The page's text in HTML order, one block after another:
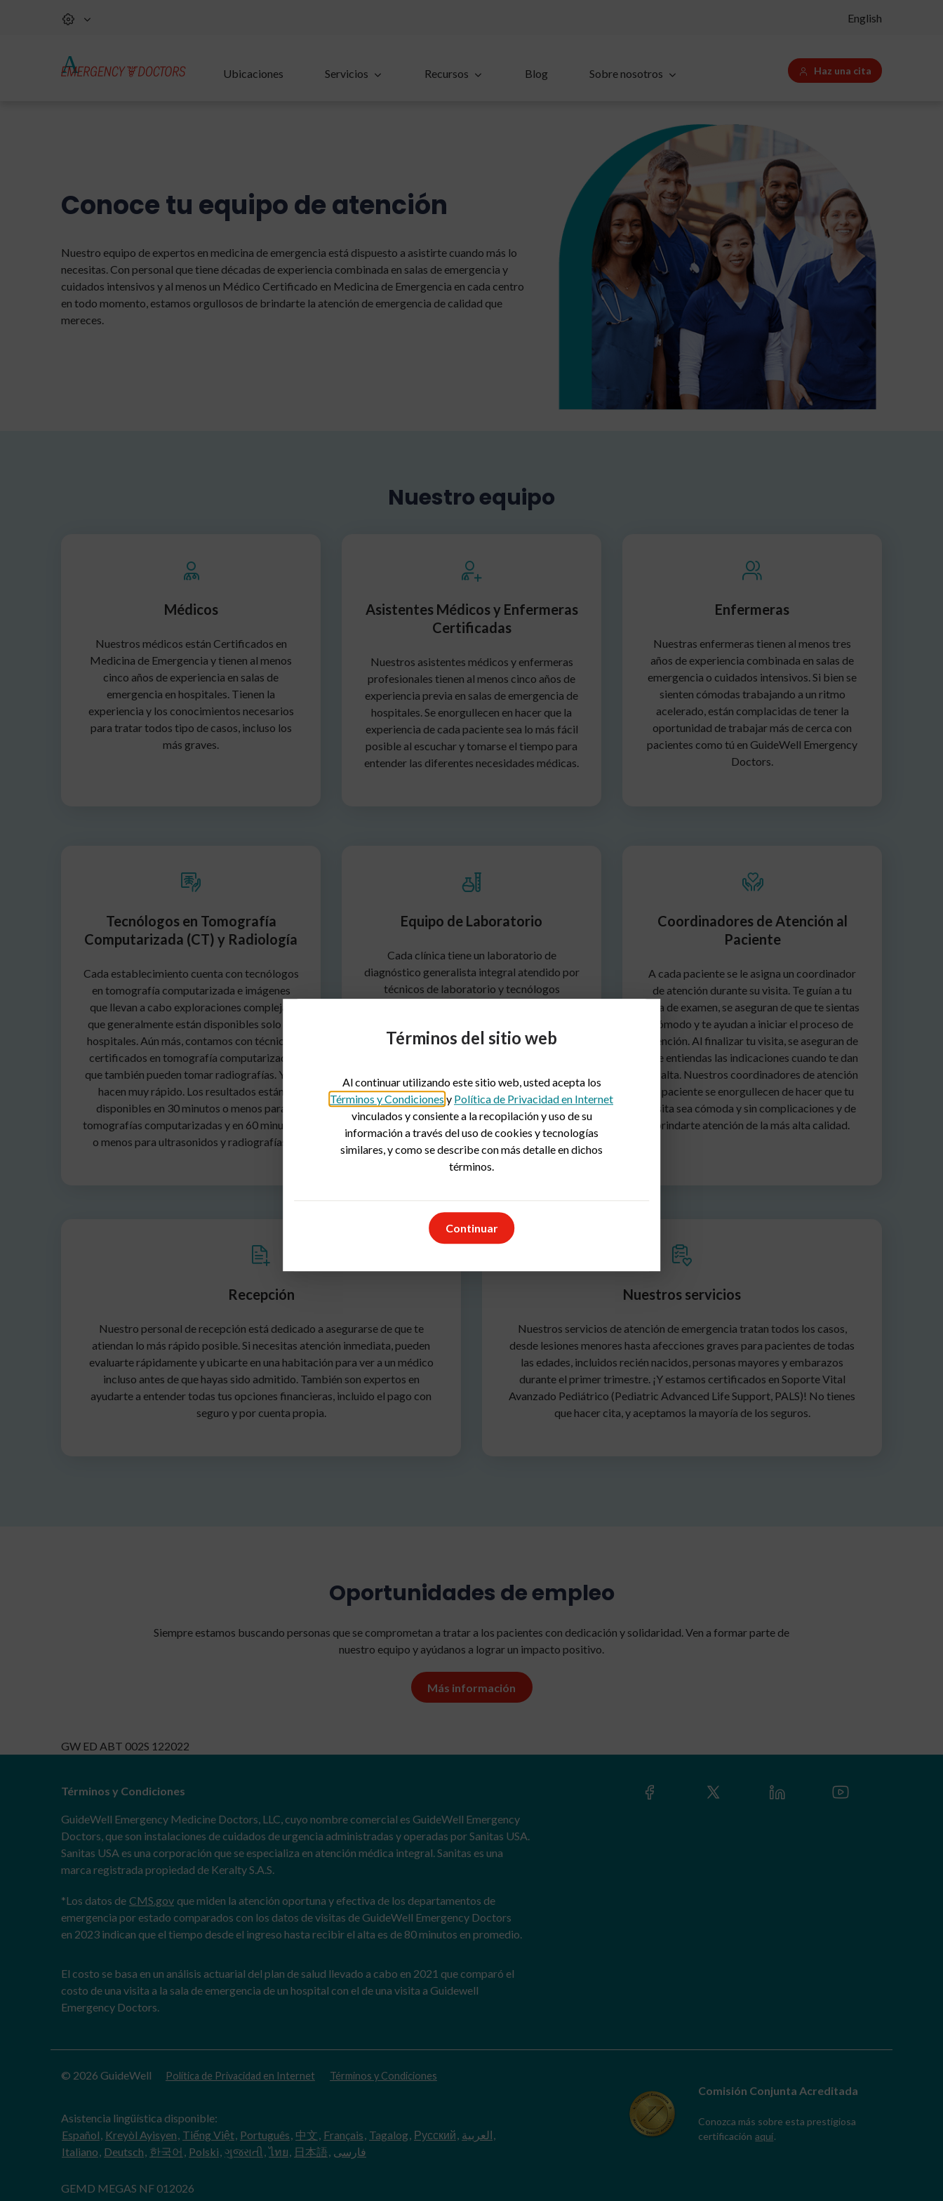
English
Ubicaciones Servicios Recursos Blog Sobre nosotros Haz una cita
Conoce tu equipo de atención
Nuestro equipo de expertos en medicina de emergencia está dispuesto a asistirte cuando más lo
necesitas. Con personal que tiene décadas de experiencia combinada en salas de emergencia y
cuidados intensivos y al menos un Médico Certificado en Medicina de Emergencia en cada centro
en todo momento, estamos orgullosos de brindarte la atención de emergencia de calidad que
mereces.
Nuestro equipo
Médicos
Nuestros médicos están Certificados en
Medicina de Emergencia y tienen al menos
cinco años de experiencia en salas de
emergencia en hospitales. Tienen la
experiencia y los conocimientos necesarios
para tratar todos tipo de casos, incluso los
más graves.
Asistentes Médicos y Enfermeras
Certificadas
Nuestros asistentes médicos y enfermeras
profesionales tienen al menos cinco años de
experiencia previa en salas de emergencia de
hospitales. Se enorgullecen en hacer que la
experiencia de cada paciente sea lo más fácil
posible al escuchar y tomarse el tiempo para
entender las diferentes necesidades médicas.
Enfermeras
Nuestras enfermeras tienen al menos tres
años de experiencia combinada en salas de
emergencia o cuidados intensivos. Si bien se
sienten cómodas trabajando a un ritmo
acelerado, están complacidas de tener la
oportunidad de trabajar más de cerca con
pacientes como tú en GuideWell Emergency
Doctors.
Tecnólogos en Tomografía
Computarizada (CT) y Radiología
Cada establecimiento cuenta con tecnólogos
en tomografía computarizada e imágenes
que llevan a cabo exploraciones complejas
que generalmente están disponibles solo en
hospitales. Aún más, contamos con técnicos
certificados en tomografía computarizada
que también pueden tomar radiografías. Y lo
hacen muy rápido. Los resultados están
disponibles en 30 minutos o menos para
tomografías computarizadas y en 60 minutos
o menos para ultrasonidos y radiografías.
Equipo de Laboratorio
Cada clínica tiene un laboratorio de
diagnóstico generalista integral atendido por
técnicos de laboratorio y tecnólogos
cabo en nuestras clínicas cualquier prueba
poder trabajar directamente con pacientes
como tú en nuestras clínicas, a diferencia de
los laboratorios en los hospitales.
Coordinadores de Atención al
Paciente
A cada paciente se le asigna un coordinador
de atención durante su visita. Te guían a tu
sala de examen, se aseguran de que te sientas
cómodo y te ayudan a iniciar el proceso de
atención. Al finalizar tu visita, se aseguran de
que entiendas las indicaciones cuando te dan
de alta. Nuestros coordinadores de atención
al paciente se enorgullecen de hacer que tu
visita sea cómoda y sin complicaciones y de
brindarte atención de la más alta calidad.
Recepción
Nuestro personal de recepción está dedicado a asegurarse de que te
atiendan lo más rápido posible. Si necesitas atención inmediata, pueden
evaluarte rápidamente y ubicarte en una habitación para ver a un médico
incluso antes de que hayas sido admitido. También son expertos en
ayudarte a entender todas tus opciones financieras, incluido el pago con
seguro y por cuenta propia.
Nuestros servicios
Nuestros servicios de atención de emergencia tratan todos los casos,
desde lesiones menores hasta afecciones graves para pacientes de todas
las edades, incluidos recién nacidos, personas mayores y embarazos
durante el primer trimestre. ¡Y estamos certificados en Soporte Vital
Avanzado Pediátrico (Pediatric Advanced Life Support, PALS)! No tienes
que hacer cita, y aceptamos la mayoría de los seguros.
Oportunidades de empleo
Siempre estamos buscando personas que se comprometan a tratar a los pacientes con dedicación y solidaridad. Ven a formar parte de
nuestro equipo y ayúdanos a lograr un impacto positivo.
Más información
GW ED ABT 002S 122022
Términos y Condiciones
GuideWell Emergency Medicine Doctors, LLC, cuyo nombre comercial es GuideWell Emergency
Doctors, que son instalaciones de cuidados de urgencia administradas y operadas por Sanitas USA.
Sanitas USA es una corporación que se especializa en atención médica integral. Sanitas es una
marca registrada propiedad de Keralty S.A.S.
*Los datos de CMS.gov que miden la atención oportuna y efectiva de los departamentos de
emergencia por estado comparados con los datos de visitas de GuideWell Emergency Doctors
en 2023 indican que el tiempo desde el ingreso hasta recibir el alta es de 80 minutos en promedio.
El costo se basa en un análisis actuarial del plan de salud llevado a cabo en 2021 que comparó el
costo de una visita a la sala de emergencia de un hospital con el de una visita a Guidewell
Emergency Doctors.
© 2026 GuideWell Política de Privacidad en Internet Términos y Condiciones
Asistencia lingüística disponible:
Español, Kreyòl Ayisyen, Tiếng Việt, Português, 中文, Français, Tagalog, Русский, العربية,
Italiano, Deutsch, 한국어 , Polski, ગુજરાતી , ไทย, 日本語, فارسی
GEMD MEGAS NF 012026
Comisión Conjunta Acreditada
Conozca más sobre esta prestigiosa
certificación aquí.
Términos del sitio web
Al continuar utilizando este sitio web, usted acepta los
Términos y Condiciones y Política de Privacidad en Internet
vinculados y consiente a la recopilación y uso de su
información a través del uso de cookies y tecnologías
similares, y como se describe con más detalle en dichos
términos.
Continuar